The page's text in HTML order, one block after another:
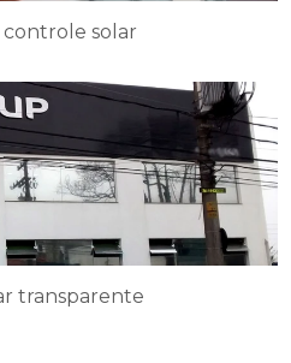
solar
transparente